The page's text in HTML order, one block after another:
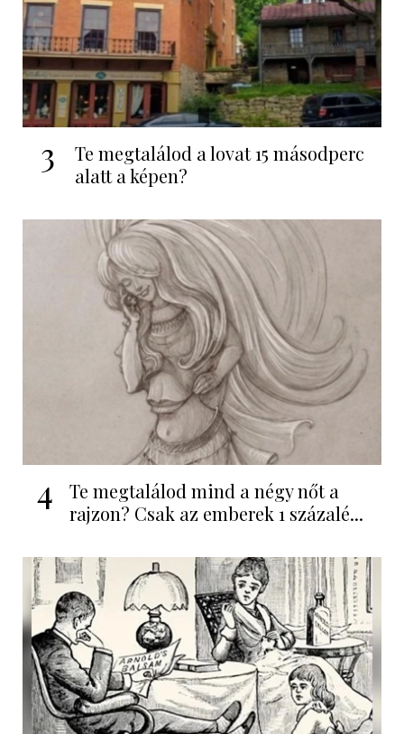
3
Te megtalálod a lovat 15 másodperc
alatt a képen?
4
Te megtalálod mind a négy nőt a
rajzon? Csak az emberek 1 százalé...